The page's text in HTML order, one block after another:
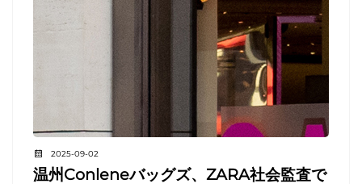
2025-09-02
温州Conleneバッグズ、ZARA社会監査で